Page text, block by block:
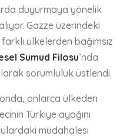
duyurmaya yönelik
Gazze üzerindeki
ülkelerden bağımsız
Sumud Filosu’nda
sorumluluk üstlendi.
onlarca ülkeden
Türkiye ayağını
müdahalesi